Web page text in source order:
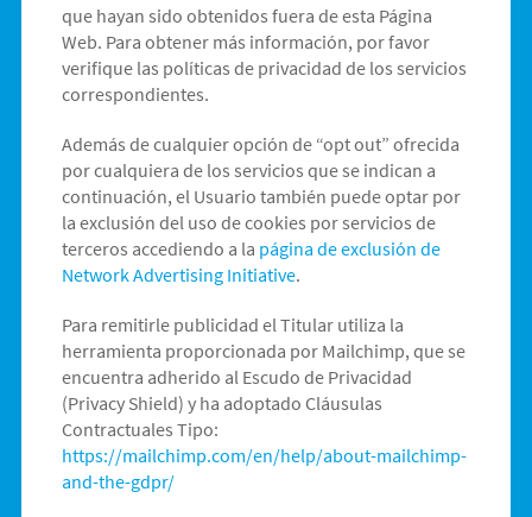
que hayan sido obtenidos fuera de esta Página
Web. Para obtener más información, por favor
verifique las políticas de privacidad de los servicios
correspondientes.
Además de cualquier opción de “opt out” ofrecida
por cualquiera de los servicios que se indican a
continuación, el Usuario también puede optar por
la exclusión del uso de cookies por servicios de
terceros accediendo a la página de exclusión de
Network Advertising Initiative.
Para remitirle publicidad el Titular utiliza la
herramienta proporcionada por Mailchimp, que se
encuentra adherido al Escudo de Privacidad
(Privacy Shield) y ha adoptado Cláusulas
Contractuales Tipo:
https://mailchimp.com/en/help/about-mailchimp-
and-the-gdpr/